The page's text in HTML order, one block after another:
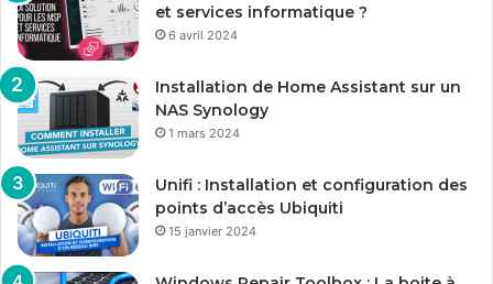
et services informatique ?
6 avril 2024
Installation de Home Assistant sur un
NAS Synology
1 mars 2024
Unifi : Installation et configuration des
points d’accès Ubiquiti
15 janvier 2024